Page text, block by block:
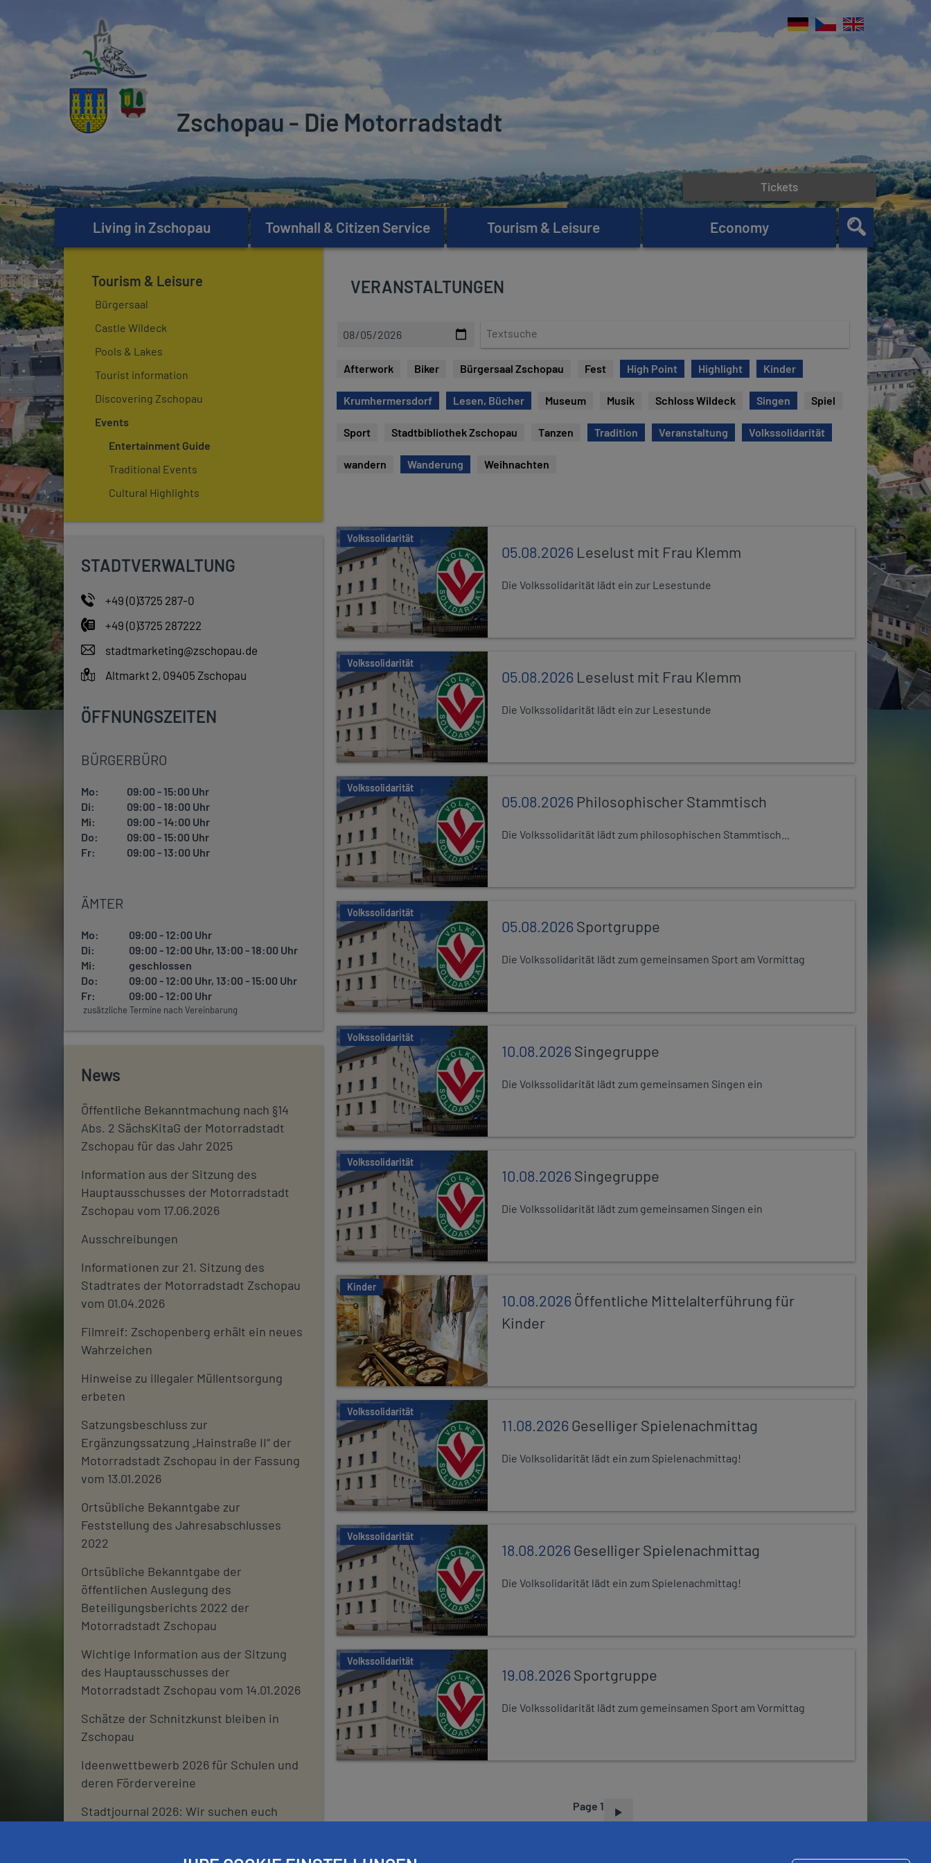
Zschopau - Die Motorradstadt
Living in Zschopau Townhall & Citizen Service Tourism & Leisure Economy
Tickets
Tourism & Leisure
Bürgersaal
Castle Wildeck
Pools & Lakes
Tourist information
Discovering Zschopau
Events
Entertainment Guide
Traditional Events
Cultural Highlights
STADTVERWALTUNG
+49 (0)3725 287-0
+49 (0)3725 287222
stadtmarketing@zschopau.de
Altmarkt 2, 09405 Zschopau
ÖFFNUNGSZEITEN
BÜRGERBÜRO
Mo:
09:00 - 15:00 Uhr
Di:
09:00 - 18:00 Uhr
Mi:
09:00 - 14:00 Uhr
Do:
09:00 - 15:00 Uhr
Fr:
09:00 - 13:00 Uhr
ÄMTER
Mo:
09:00 - 12:00 Uhr
Di:
09:00 - 12:00 Uhr, 13:00 - 18:00 Uhr
Mi:
geschlossen
Do:
09:00 - 12:00 Uhr, 13:00 - 15:00 Uhr
Fr:
09:00 - 12:00 Uhr
zusätzliche Termine nach Vereinbarung
News
Öffentliche Bekanntmachung nach §14
Abs. 2 SächsKitaG der Motorradstadt
Zschopau für das Jahr 2025
Information aus der Sitzung des
Hauptausschusses der Motorradstadt
Zschopau vom 17.06.2026
Ausschreibungen
Informationen zur 21. Sitzung des
Stadtrates der Motorradstadt Zschopau
vom 01.04.2026
Filmreif: Zschopenberg erhält ein neues
Wahrzeichen
Hinweise zu illegaler Müllentsorgung
erbeten
Satzungsbeschluss zur
Ergänzungssatzung „Hainstraße II“ der
Motorradstadt Zschopau in der Fassung
vom 13.01.2026
Ortsübliche Bekanntgabe zur
Feststellung des Jahresabschlusses
2022
Ortsübliche Bekanntgabe der
öffentlichen Auslegung des
Beteiligungsberichts 2022 der
Motorradstadt Zschopau
Wichtige Information aus der Sitzung
des Hauptausschusses der
Motorradstadt Zschopau vom 14.01.2026
Schätze der Schnitzkunst bleiben in
Zschopau
Ideenwettbewerb 2026 für Schulen und
deren Fördervereine
Stadtjournal 2026: Wir suchen euch
VERANSTALTUNGEN
t
s
u
h
Afterwork Biker Bürgersaal Zschopau Fest High Point Highlight Kinder
Krumhermersdorf Lesen, Bücher Museum Musik Schloss Wildeck Singen Spiel
Sport Stadtbibliothek Zschopau Tanzen Tradition Veranstaltung Volkssolidarität
wandern Wanderung Weihnachten
Volkssolidarität
05.08.2026 Leselust mit Frau Klemm
Die Volkssolidarität lädt ein zur Lesestunde
Volkssolidarität
05.08.2026 Leselust mit Frau Klemm
Die Volkssolidarität lädt ein zur Lesestunde
Volkssolidarität
05.08.2026 Philosophischer Stammtisch
Die Volkssolidarität lädt zum philosophischen Stammtisch...
Volkssolidarität
05.08.2026Sportgruppe
Die Volkssolidarität lädt zum gemeinsamen Sport am Vormittag
Volkssolidarität
10.08.2026Singegruppe
Die Volkssolidarität lädt zum gemeinsamen Singen ein
Volkssolidarität
10.08.2026Singegruppe
Die Volkssolidarität lädt zum gemeinsamen Singen ein
Kinder
10.08.2026Öffentliche Mittelalterführung für
Kinder
Volkssolidarität
11.08.2026Geselliger Spielenachmittag
Die Volksolidarität lädt ein zum Spielenachmittag!
Volkssolidarität
18.08.2026Geselliger Spielenachmittag
Die Volksolidarität lädt ein zum Spielenachmittag!
Volkssolidarität
19.08.2026Sportgruppe
Die Volkssolidarität lädt zum gemeinsamen Sport am Vormittag
P
G
Page 1